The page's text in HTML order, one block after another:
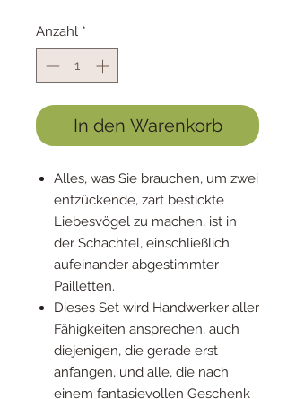
Anzahl *
In den Warenkorb
Alles, was Sie brauchen, um zwei
entzückende, zart bestickte
Liebesvögel zu machen, ist in
der Schachtel, einschließlich
aufeinander abgestimmter
Pailletten.
Dieses Set wird Handwerker aller
Fähigkeiten ansprechen, auch
diejenigen, die gerade erst
anfangen, und alle, die nach
einem fantasievollen Geschenk